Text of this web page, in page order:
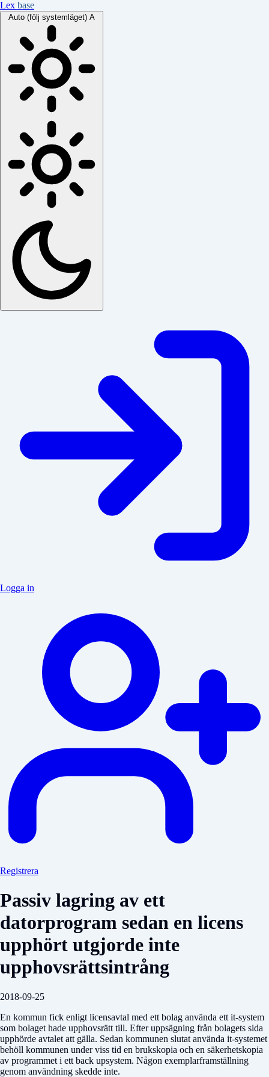
Lex base
Auto (följ systemläget) A
Logga in
Registrera
Passiv lagring av ett
datorprogram sedan en licens
upphört utgjorde inte
upphovsrättsintrång
2018-09-25
En kommun fick enligt licensavtal med ett bolag använda ett it-system
som bolaget hade upphovsrätt till. Efter uppsägning från bolagets sida
upphörde avtalet att gälla. Sedan kommunen slutat använda it-systemet
behöll kommunen under viss tid en brukskopia och en säkerhetskopia
av programmet i ett back upsystem. Någon exemplarframställning
genom användning skedde inte.